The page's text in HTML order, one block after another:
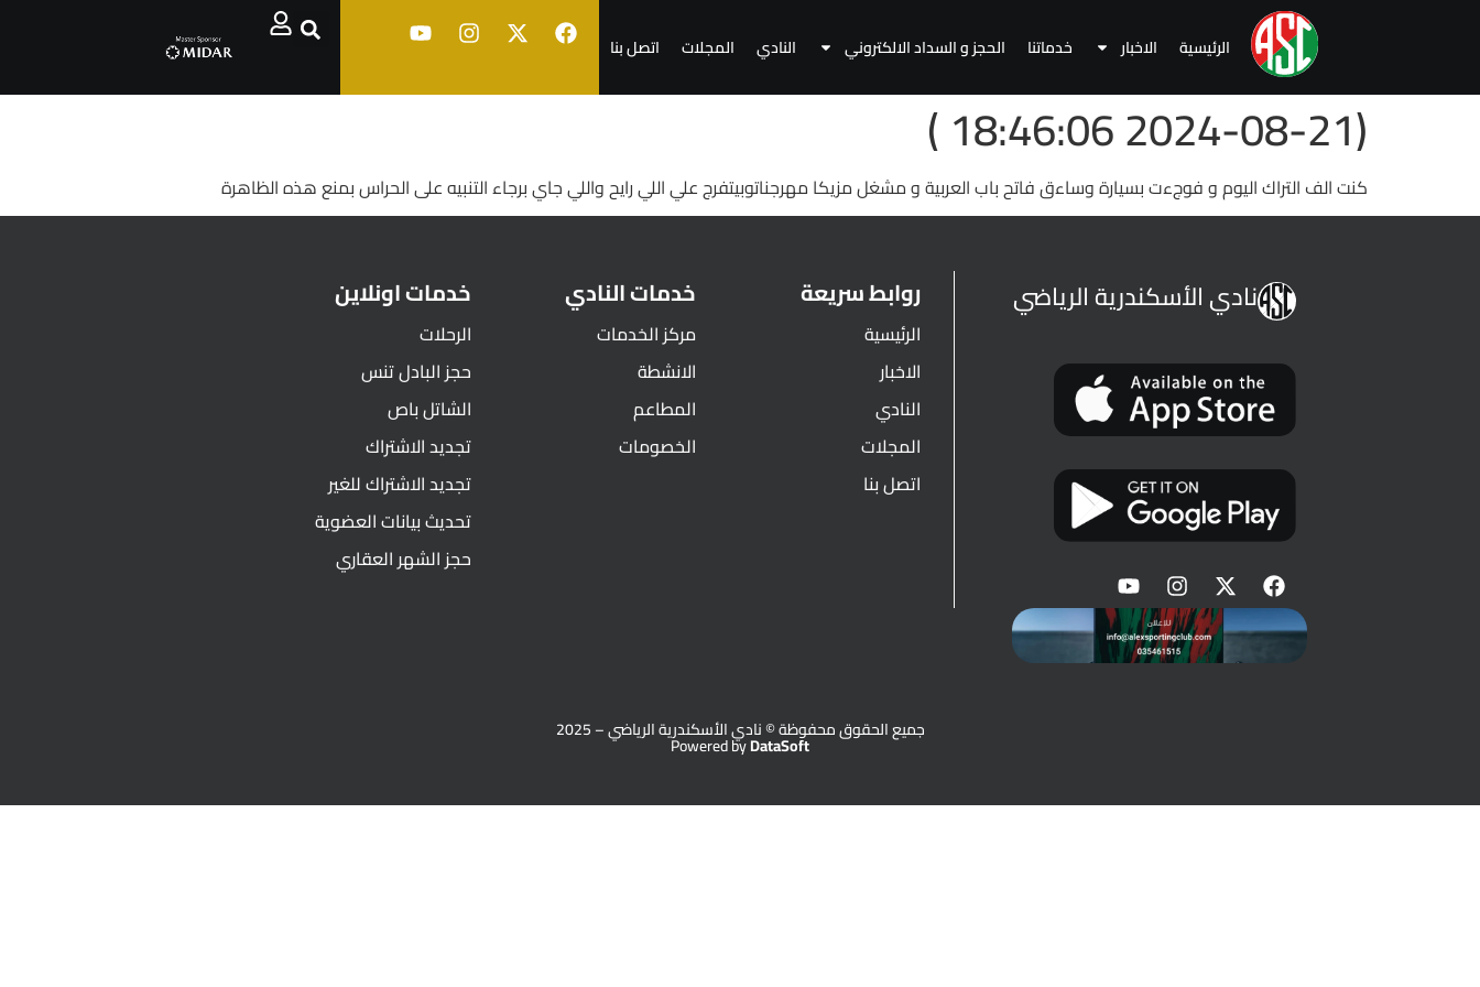
الرئيسية الاخبار خدماتنا الحجز و السداد الالكتروني النادي المجلات اتصل بنا
(2024-08-21 18:46:06 )
كنت الف التراك اليوم و فوجءت بسيارة وساءق فاتح باب العربية و مشغل مزيكا مهرجناتوبيتفرج علي اللي رايح واللي جاي برجاء التنبيه على الحراس بمنع هذه الظاهرة
نادي الأسكندرية الرياضي روابط سريعة
الرئيسية
الاخبار
النادي
المجلات
اتصل بنا
خدمات النادي
مركز الخدمات
الانشطة
المطاعم
الخصومات
خدمات اونلاين
الرحلات
حجز البادل تنس
الشاتل باص
تجديد الاشتراك
تجديد الاشتراك للغير
تحديث بيانات العضوية
حجز الشهر العقاري
جميع الحقوق محفوظة © نادي الأسكندرية الرياضي – 2025
Powered byDataSoft